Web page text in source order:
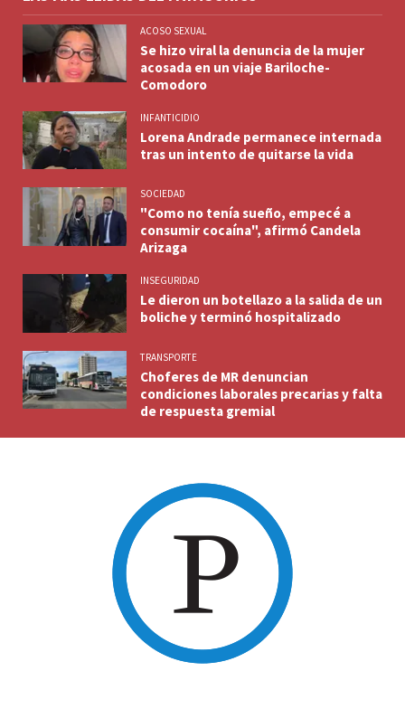
ACOSO SEXUAL
Se hizo viral la denuncia de la mujer
acosada en un viaje Bariloche-
Comodoro
INFANTICIDIO
Lorena Andrade permanece internada
tras un intento de quitarse la vida
SOCIEDAD
"Como no tenía sueño, empecé a
consumir cocaína", afirmó Candela
Arizaga
INSEGURIDAD
Le dieron un botellazo a la salida de un
boliche y terminó hospitalizado
TRANSPORTE
Choferes de MR denuncian
condiciones laborales precarias y falta
de respuesta gremial